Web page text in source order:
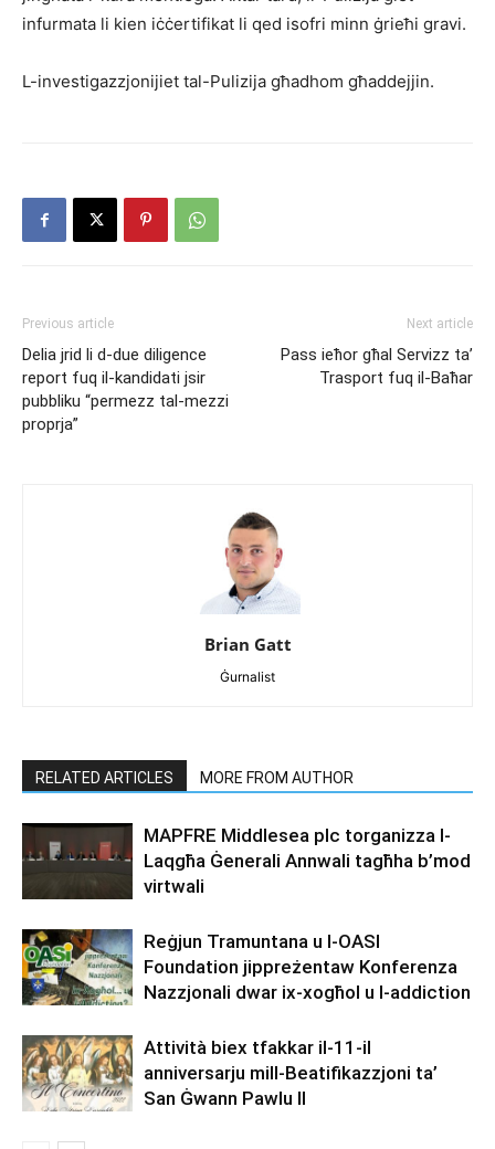
infurmata li kien iċċertifikat li qed isofri minn ġrieħi gravi.
L-investigazzjonijiet tal-Pulizija għadhom għaddejjin.
Previous article
Delia jrid li d-due diligence
report fuq il-kandidati jsir
pubbliku “permezz tal-mezzi
proprja”
Next article
Pass ieħor għal Servizz ta’
Trasport fuq il-Baħar
Brian Gatt
Ġurnalist
RELATED ARTICLES MORE FROM AUTHOR
MAPFRE Middlesea plc torganizza l-
Laqgħa Ġenerali Annwali tagħha b’mod
virtwali
Reġjun Tramuntana u l-OASI
Foundation jippreżentaw Konferenza
Nazzjonali dwar ix-xogħol u l-addiction
Attività biex tfakkar il-11-il
anniversarju mill-Beatifikazzjoni ta’
San Ġwann Pawlu II